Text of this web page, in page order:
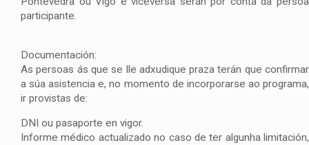
participante.
Documentación:
As persoas ás que se lle adxudique praza terán que confirmar
a súa asistencia e, no momento de incorporarse ao programa,
ir provistas de:
DNI ou pasaporte en vigor.
Informe médico actualizado no caso de ter algunha limitación,